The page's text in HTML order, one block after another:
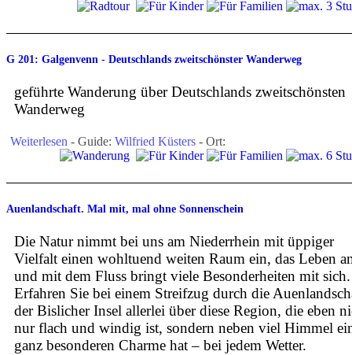
G 201: Galgenvenn - Deutschlands zweitschönster Wanderweg
geführte Wanderung über Deutschlands zweitschönsten
Wanderweg
Weiterlesen - Guide: Wilfried Küsters - Ort:
Auenlandschaft. Mal mit, mal ohne Sonnenschein
Die Natur nimmt bei uns am Niederrhein mit üppiger
Vielfalt einen wohltuend weiten Raum ein, das Leben
und mit dem Fluss bringt viele Besonderheiten mit sich.
Erfahren Sie bei einem Streifzug durch die
der Bislicher Insel allerlei über diese Region, die eben
nur flach und windig ist, sondern neben viel Himmel
ganz besonderen Charme hat – bei jedem Wetter.